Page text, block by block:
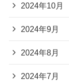
2024年10月
2024年9月
2024年8月
2024年7月